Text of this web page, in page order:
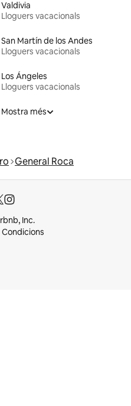
Valdivia
Lloguers vacacionals
San Martín de los Andes
Lloguers vacacionals
Los Ángeles
Lloguers vacacionals
Mostra més
General Roca
Inc.
Condicions